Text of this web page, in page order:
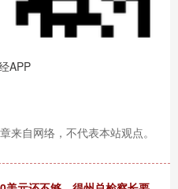
APP
来自网络，不代表本站观点。